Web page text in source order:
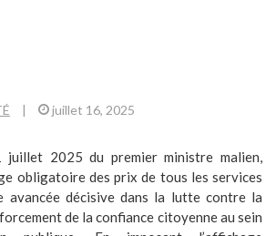
| juillet 16, 2025
2025 du premier ministre malien,
obligatoire des prix de tous les services
avancée décisive dans la lutte contre la
de la confiance citoyenne au sein